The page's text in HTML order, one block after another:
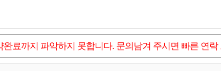
완료까지 파악하지 못합니다. 문의남겨 주시면 빠른 연락